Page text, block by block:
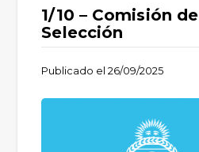
1/10 – Comisión de
Selección
Publicado el26/09/2025